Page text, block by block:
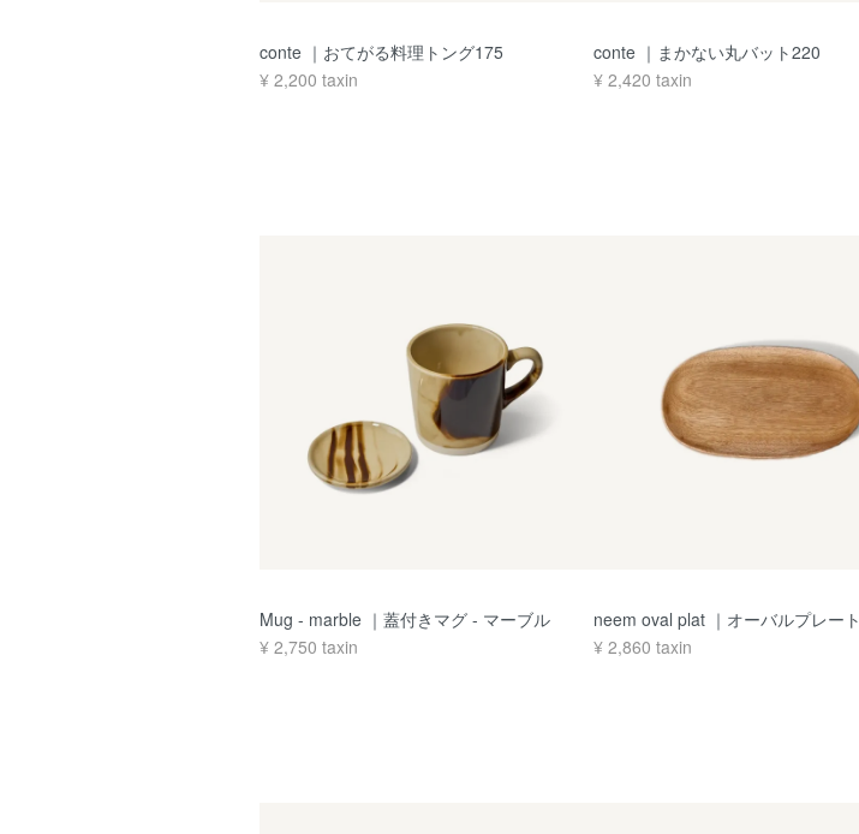
conte ｜おてがる料理トング175
¥2,200 taxin
conte ｜まかない丸バット220
¥2,420 taxin
Mug - marble ｜蓋付きマグ - マーブル
¥2,750 taxin
neem oval plat ｜オーバルプレート
¥2,860 taxin